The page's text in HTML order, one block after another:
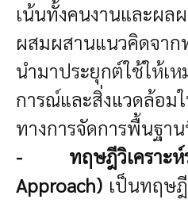
เน้นทั้งคนงานและ
ผสมผสานแนวคิดจ
นำมาประยุกต์ใช้ให้เ
การณ์และสิ่งแวดล้
ทางการจัดการพื้นฐา
- ทฤษฎีวิเคราะ
Approach) เป็นทฤษ